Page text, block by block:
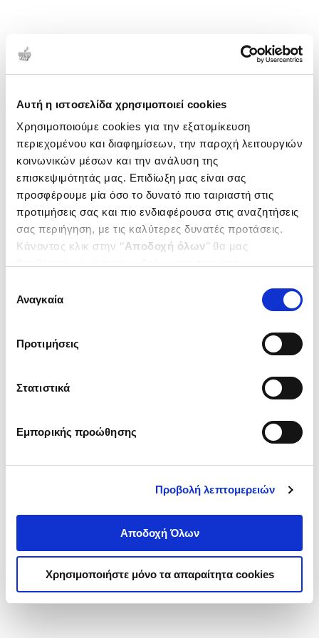
Αυτή η ιστοσελίδα χρησιμοποιεί cookies
Χρησιμοποιούμε cookies για την εξατομίκευση
περιεχομένου και διαφημίσεων, την παροχή λειτουργιών
κοινωνικών μέσων και την ανάλυση της
επισκεψιμότητάς μας. Επιδίωξη μας είναι σας
προσφέρουμε μία όσο το δυνατό πιο ταιριαστή στις
προτιμήσεις σας και πιο ενδιαφέρουσα στις αναζητήσεις
σας περιήγηση, με τις καλύτερες δυνατές προτάσεις.
Κάνοντας κλικ στην ‘’Αποδοχή όλων’’ θα μας
ενδιαφέρουν και να επιλέξετε από τα παρακάτω με την
΄΄και να ενημερωθείτε σχετικά με
συγκατάθεσης
Αναγκαία
Προτιμήσεις
Στατιστικά
Εμπορικής προώθησης
Προβολή λεπτομερειών
Αποδοχή Όλων
Χρησιμοποιήστε μόνο τα απαραίτητα cookies